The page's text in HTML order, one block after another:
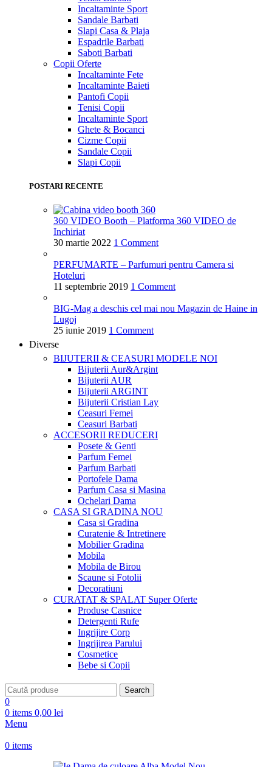
Incaltaminte Sport
Sandale Barbati
Slapi Casa & Plaja
Espadrile Barbati
Saboti Barbati
Copii Oferte
Incaltaminte Fete
Incaltaminte Baieti
Pantofi Copii
Tenisi Copii
Incaltaminte Sport
Ghete & Bocanci
Cizme Copii
Sandale Copii
Slapi Copii
POSTARI RECENTE
360 VIDEO Booth – Platforma 360 VIDEO de
Inchiriat
30 martie 2022 1 Comment
PERFUMARTE – Parfumuri pentru Camera si
Hoteluri
11 septembrie 2019 1 Comment
BIG-Mag a deschis cel mai nou Magazin de Haine in
Lugoj
25 iunie 2019 1 Comment
Diverse
BIJUTERII & CEASURI MODELE NOI
Bijuterii Aur&Argint
Bijuterii AUR
Bijuterii ARGINT
Bijuterii Cristian Lay
Ceasuri Femei
Ceasuri Barbati
ACCESORII REDUCERI
Posete & Genti
Parfum Femei
Parfum Barbati
Portofele Dama
Parfum Casa si Masina
Ochelari Dama
CASA SI GRADINANOU
Casa si Gradina
Curatenie & Intretinere
Mobilier Gradina
Mobila
Mobila de Birou
Scaune si Fotolii
Decoratiuni
CURATAT & SPALAT Super Oferte
Produse Casnice
Detergenti Rufe
Ingrijire Corp
Ingrijirea Parului
Cosmetice
Bebe si Copii
Search
0
0 items 0,00 lei
Menu
0 items